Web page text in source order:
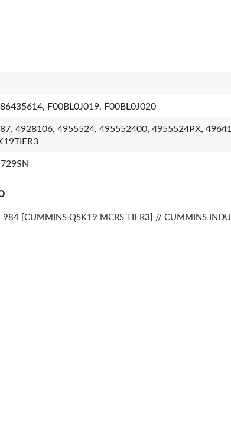
F00BL0J019, F00BL0J020
4928106, 4955524, 495552400, 4955524PX,
984 [CUMMINS QSK19 MCRS TIER3] // CUMMINS